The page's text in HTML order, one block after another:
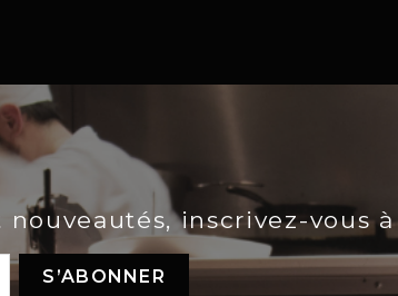
inscrivez-vous